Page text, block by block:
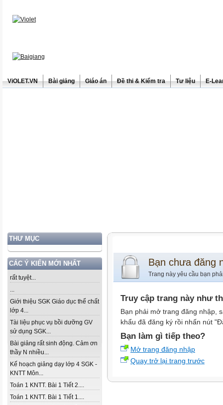
ViOLET.VN Bài giảng Giáo án Đề thi & Kiểm tra Tư liệu E-
THƯ MỤC
CÁC Ý KIẾN MỚI NHẤT
rất tuyệt...
...
Giới thiệu SGK Giáo dục thể chất
lớp 4...
Tài liệu phục vụ bồi dưỡng GV
sử dụng SGK...
Bài giảng rất sinh động. Cảm ơn
thầy N nhiều...
Kế hoạch giảng dạy lớp 4 SGK -
KNTT Môn...
Toán 1 KNTT. Bài 1 Tiết 2....
Toán 1 KNTT. Bài 1 Tiết 1....
Bạn chưa đăng
Trang này yêu cầu bạn
Truy cập trang này như
Bạn phải mở trang đăng nhập,
khẩu đã đăng ký rồi nhấn nút
Bạn làm gì tiếp theo?
Mở trang đăng nhập
Quay trở lại trang trước